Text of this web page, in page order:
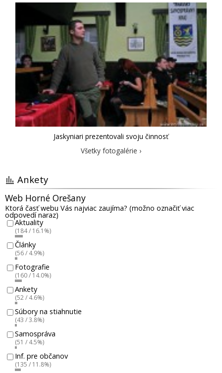
Jaskyniari prezentovali svoju činnosť
Všetky fotogalérie ›
Ankety
Web Horné Orešany
Ktorá časť webu Vás najviac zaujíma? (možno označiť viac
odpovedí naraz)
Aktuality
(184 / 16.1%)
Články
(56 / 4.9%)
Fotografie
(160 / 14.0%)
Ankety
(52 / 4.6%)
Súbory na stiahnutie
(43 / 3.8%)
Samospráva
(51 / 4.5%)
Inf. pre občanov
(135 / 11.8%)